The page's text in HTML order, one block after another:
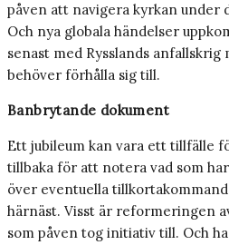
påven att navigera kyrkan under
Och nya globala händelser
senast med Rysslands
behöver förhålla sig till.
Banbrytande dokument
Ett jubileum kan vara ett tillfälle
tillbaka för att notera vad som
över eventuella
härnäst. Visst är reformeringen
som påven tog initiativ till. Och